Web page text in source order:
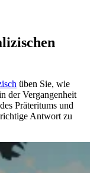
üben Sie, wie
der Vergangenheit
Präteritums und
Antwort zu